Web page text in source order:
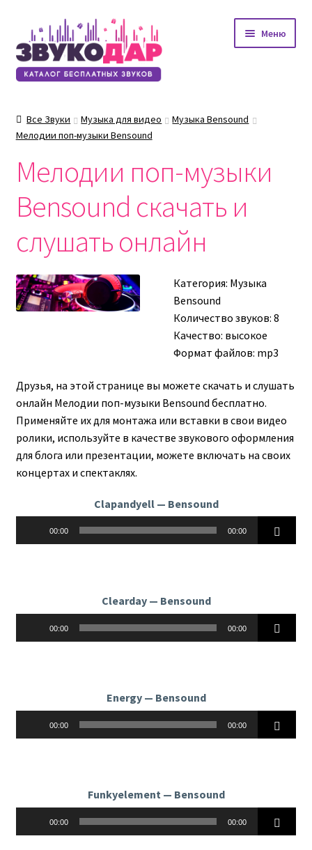
Перейти
к
навигации
Перейти
к
содержимому
Меню
Все Звуки Музыка для видео
Музыка Bensound
Мелодии поп-музыки Bensound
Мелодии поп-музыки
Bensound скачать и
слушать онлайн
Категория: Музыка
Bensound
Количество звуков: 8
Качество: высокое
Формат файлов: mp3
Друзья, на этой странице вы можете скачать и слушать
онлайн Мелодии поп-музыки Bensound бесплатно.
Применяйте их для монтажа или вставки в свои видео
ролики, используйте в качестве звукового оформления
для блога или презентации, можете включать на своих
концертах и спектаклях.
Clapandyell — Bensound
00:00 00:00
Clearday — Bensound
00:00 00:00
Energy — Bensound
00:00 00:00
Funkyelement — Bensound
00:00 00:00